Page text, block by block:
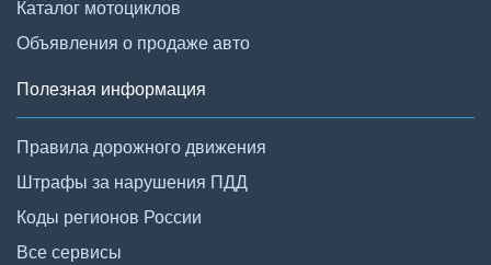
Каталог мотоциклов
Объявления о продаже авто
Полезная информация
Правила дорожного движения
Штрафы за нарушения ПДД
Коды регионов России
Все сервисы